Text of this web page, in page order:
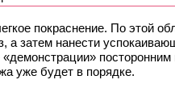
покраснение. По этой
а затем нанести
уже будет в порядке.